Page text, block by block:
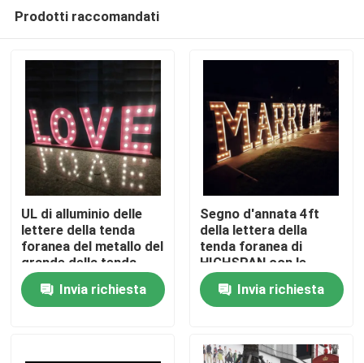
Casa
Prodotti
Circa noi
Giro della fabbrica
Prodotti raccomandati
UL di alluminio delle
lettere della tenda
foranea del metallo del
grande della tenda
foranea del LED segno
della letteraInvia richiesta
Segno d'annata 4ft
della lettera della
tenda foranea di
HIGHSPAN con le
lampadine
Invia richiesta